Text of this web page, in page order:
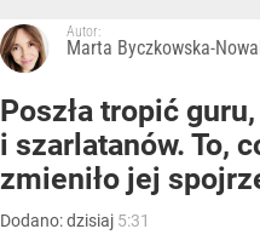
Autor:
Marta Byczkowska-
Poszła tropić
i szarlatanów. To,
zmieniło jej
Dodano:dzisiaj 5:31